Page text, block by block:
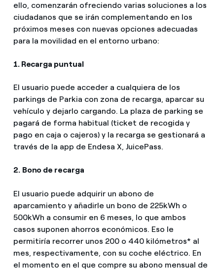
ello, comenzarán ofreciendo varias soluciones a los
ciudadanos que se irán complementando en los
próximos meses con nuevas opciones adecuadas
para la movilidad en el entorno urbano:
1. Recarga puntual
El usuario puede acceder a cualquiera de los
parkings de Parkia con zona de recarga, aparcar su
vehículo y dejarlo cargando. La plaza de parking se
pagará de forma habitual (ticket de recogida y
pago en caja o cajeros) y la recarga se gestionará a
través de la app de Endesa X, JuicePass.
2. Bono de recarga
El usuario puede adquirir un abono de
aparcamiento y añadirle un bono de 225kWh o
500kWh a consumir en 6 meses, lo que ambos
casos suponen ahorros económicos. Eso le
permitiría recorrer unos 200 o 440 kilómetros* al
mes, respectivamente, con su coche eléctrico. En
el momento en el que compre su abono mensual de